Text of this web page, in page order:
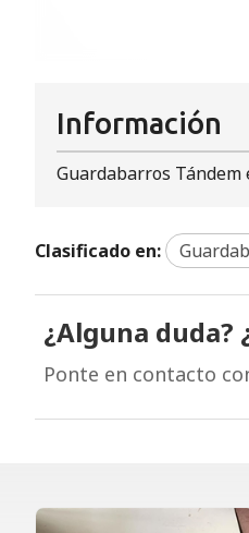
Información
Guardabarros Tándem
Clasificado en:
¿Alguna duda?
Ponte en contacto